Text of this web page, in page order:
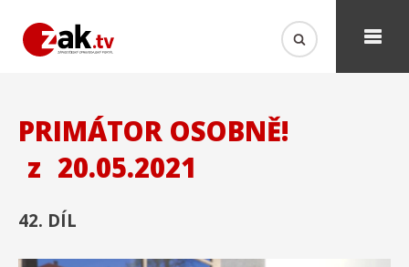
PRIMÁTOR OSOBNĚ!
z 20.05.2021
42. DÍL